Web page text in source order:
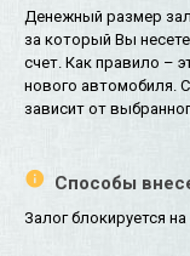
Денежный размер
за который Вы
счет. Как правило –
нового автомобиля.
зависит от
Способы
Залог блокируется